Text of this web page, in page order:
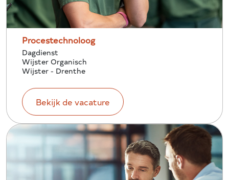
Procestechnoloog
Dagdienst
Wijster Organisch
Wijster - Drenthe
Bekijk de vacature